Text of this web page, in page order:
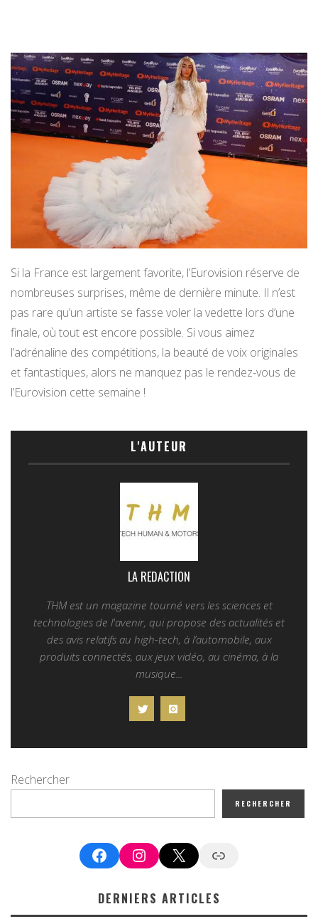
Si la France est largement favorite, l’Eurovision réserve de
nombreuses surprises, même de dernière minute. Il n’est
pas rare qu’un artiste se fasse voler la vedette lors d’une
finale, où tout est encore possible. Si vous aimez
l’adrénaline des compétitions, la beauté de voix originales
et fantastiques, alors ne manquez pas le rendez-vous de
l’Eurovision cette semaine !
L'AUTEUR
LA REDACTION
THM est un magazine tourné vers les sciences et
technologies de l'avenir, qui propose des actualités et
des avis relatifs au high-tech, à l’automobile, aux
produits connectés, aux jeux vidéo, au cinéma, à la
musique...
Rechercher
RECHERCHER
FacebookInstagram
X Google News
DERNIERS ARTICLES